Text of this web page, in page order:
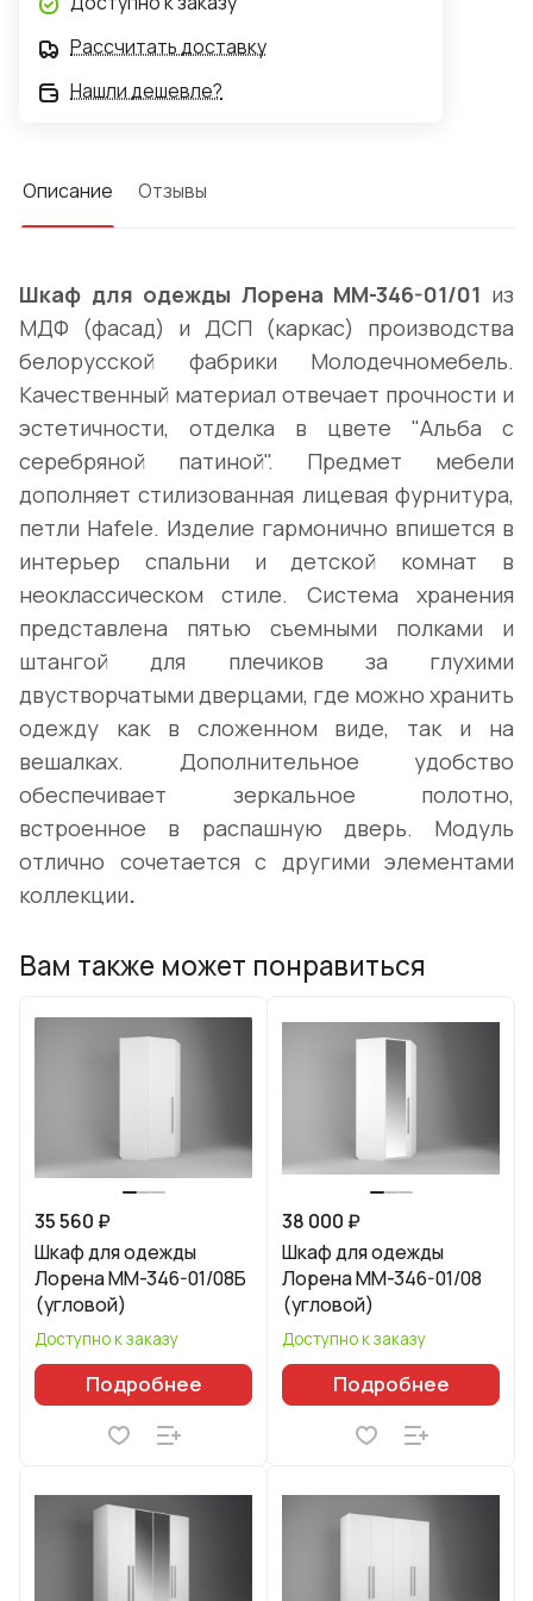
Рассчитать доставку
Нашли дешевле?
Описание Отзывы
Шкаф для одежды Лорена ММ-346-01/01 из
МДФ (фасад) и ДСП (каркас) производства
белорусской фабрики Молодечномебель.
Качественный материал отвечает прочности и
эстетичности, отделка в цвете "Альба с
серебряной патиной". Предмет мебели
дополняет стилизованная лицевая фурнитура,
петли Hafele. Изделие гармонично впишется в
интерьер спальни и детской комнат в
неоклассическом стиле. Система хранения
представлена пятью съемными полками и
штангой для плечиков за глухими
двустворчатыми дверцами, где можно хранить
одежду как в сложенном виде, так и на
вешалках. Дополнительное удобство
обеспечивает зеркальное полотно,
встроенное в распашную дверь. Модуль
отлично сочетается с другими элементами
коллекции.
Вам также может понравиться
35 560 ₽
Шкаф для одежды
Лорена ММ-346-01/08Б
(угловой)
Доступно к заказу
Подробнее
38 000 ₽
Шкаф для одежды
Лорена ММ-346-01/08
(угловой)
Доступно к заказу
Подробнее